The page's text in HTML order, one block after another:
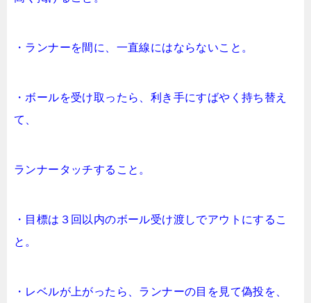
・ランナーを間に、一直線にはならないこと。
・ボールを受け取ったら、利き手にすばやく持ち替え
て、
ランナータッチすること。
・目標は３回以内のボール受け渡しでアウトにするこ
と。
・レベルが上がったら、ランナーの目を見て偽投を、